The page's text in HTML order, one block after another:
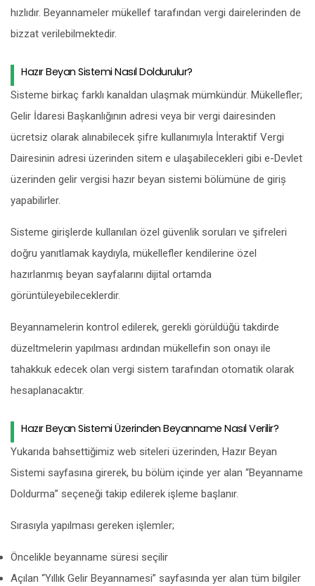
hızlıdır. Beyannameler mükellef tarafından vergi dairelerinden de
bizzat verilebilmektedir.
Hazır Beyan Sistemi Nasıl Doldurulur?
Sisteme birkaç farklı kanaldan ulaşmak mümkündür. Mükellefler;
Gelir İdaresi Bașkanlığının adresi veya bir vergi dairesinden
ücretsiz olarak alınabilecek șifre kullanımıyla İnteraktif Vergi
Dairesinin adresi üzerinden sitem e ulaşabilecekleri gibi e-Devlet
üzerinden gelir vergisi hazır beyan sistemi bölümüne de giriș
yapabilirler.
Sisteme girişlerde kullanılan özel güvenlik soruları ve şifreleri
doğru yanıtlamak kaydıyla, mükellefler kendilerine özel
hazırlanmış beyan sayfalarını dijital ortamda
görüntüleyebileceklerdir.
Beyannamelerin kontrol edilerek, gerekli görüldüğü takdirde
düzeltmelerin yapılması ardından mükellefin son onayı ile
tahakkuk edecek olan vergi sistem tarafından otomatik olarak
hesaplanacaktır.
Hazır Beyan Sistemi Üzerinden Beyanname Nasıl Verilir?
Yukarıda bahsettiğimiz web siteleri üzerinden, Hazır Beyan
Sistemi sayfasına girerek, bu bölüm içinde yer alan “Beyanname
Doldurma” seçeneği takip edilerek işleme başlanır.
Sırasıyla yapılması gereken işlemler;
Öncelikle beyanname süresi seçilir
Açılan “Yıllık Gelir Beyannamesi” sayfasında yer alan tüm bilgiler